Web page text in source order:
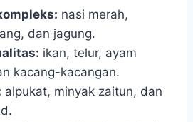
nasi merah,
dan jagung.
ikan, telur, ayam
kacang-kacangan.
alpukat, minyak zaitun, dan